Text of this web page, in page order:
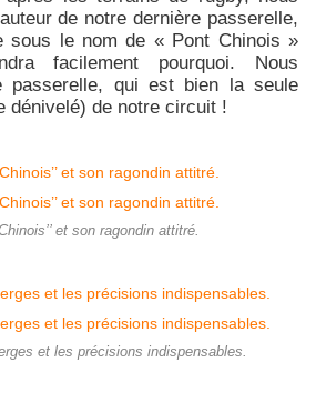
de notre dernière passerelle,
sous le nom de « Pont Chinois »
facilement pourquoi. Nous
passerelle, qui est bien la seule
dénivelé) de notre circuit !
et son ragondin attitré.
et les précisions indispensables.